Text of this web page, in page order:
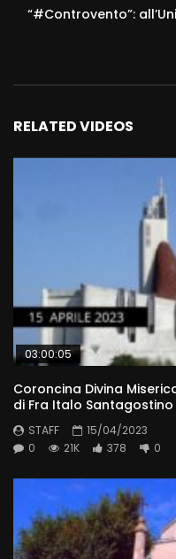
“#Controvento”:
RELATED VIDEOS
03:00:05
Coroncina Divina
di Fra Italo
STAFF
15/04/2023
0
21K 378 0